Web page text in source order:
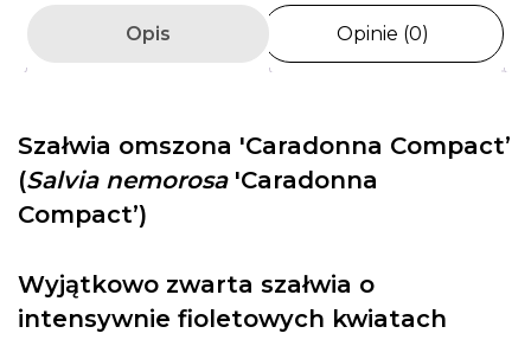
Opis Opinie (0)
Szałwia omszona 'Caradonna Compact’
(Salvia nemorosa'Caradonna
Compact’)
Wyjątkowo zwarta szałwia o
intensywnie fioletowych kwiatach